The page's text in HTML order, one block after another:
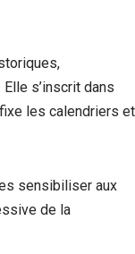
s’inscrit dans
les calendriers et
sensibiliser aux
de la